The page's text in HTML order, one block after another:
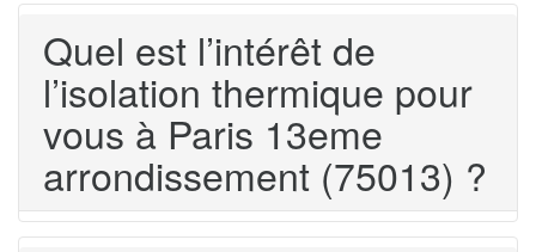
Quel est l’intérêt de
l’isolation thermique pour
vous à Paris 13eme
arrondissement (75013) ?